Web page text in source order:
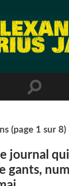
(page 1 sur 8)
journal
gants,